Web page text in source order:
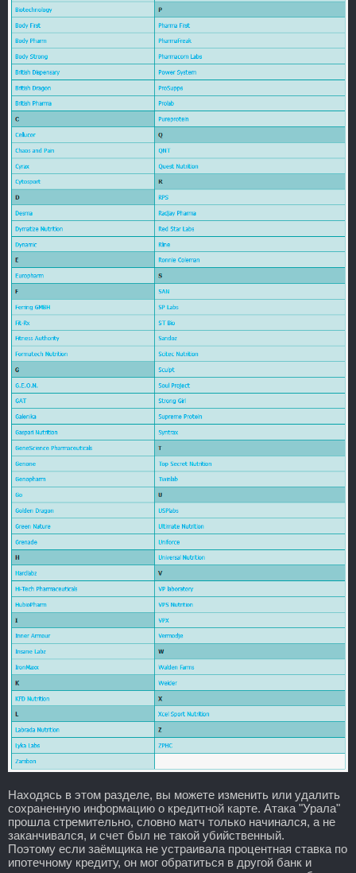
Находясь в этом разделе, вы можете изменить или удалить
сохраненную информацию о кредитной карте. Атака "Урала"
прошла стремительно, словно матч только начинался, а не
заканчивался, и счет был не такой убийственный.
Поэтому если заёмщика не устраивала процентная ставка по
ипотечному кредиту, он мог обратиться в другой банк и